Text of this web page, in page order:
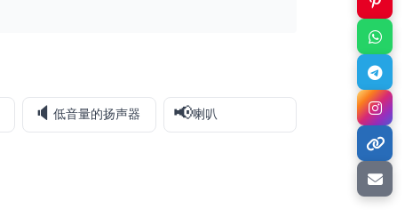
🔈低音量的扬声器 📢喇叭